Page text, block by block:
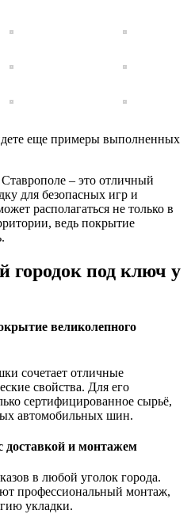
еще примеры выполненных
– это отличный
для безопасных игр и
располагаться не только в
ведь покрытие
городок под ключ у
великолепного
сочетает отличные
свойства. Для его
сертифицированное сырьё,
автомобильных шин.
доставкой и монтажем
в любой уголок города.
профессиональный монтаж,
укладки.